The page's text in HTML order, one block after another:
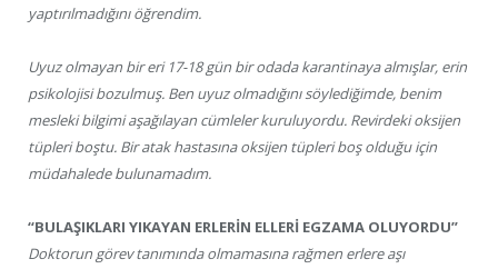
yaptırılmadığını öğrendim.
Uyuz olmayan bir eri 17-18 gün bir odada karantinaya almışlar, erin
psikolojisi bozulmuş. Ben uyuz olmadığını söylediğimde, benim
mesleki bilgimi aşağılayan cümleler kuruluyordu. Revirdeki oksijen
tüpleri boştu. Bir atak hastasına oksijen tüpleri boş olduğu için
müdahalede bulunamadım.
“BULAŞIKLARI YIKAYAN ERLERİN ELLERİ EGZAMA OLUYORDU”
Doktorun görev tanımında olmamasına rağmen erlere aşı